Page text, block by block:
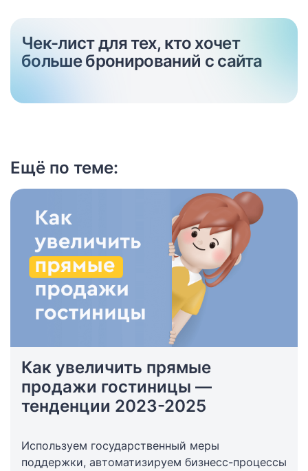
Чек-лист для тех, кто хочет
больше бронирований с сайта
Ещё по теме:
Как увеличить прямые
продажи гостиницы —
тенденции 2023-2025
Используем государственный меры
поддержки, автоматизируем бизнесс-процессы